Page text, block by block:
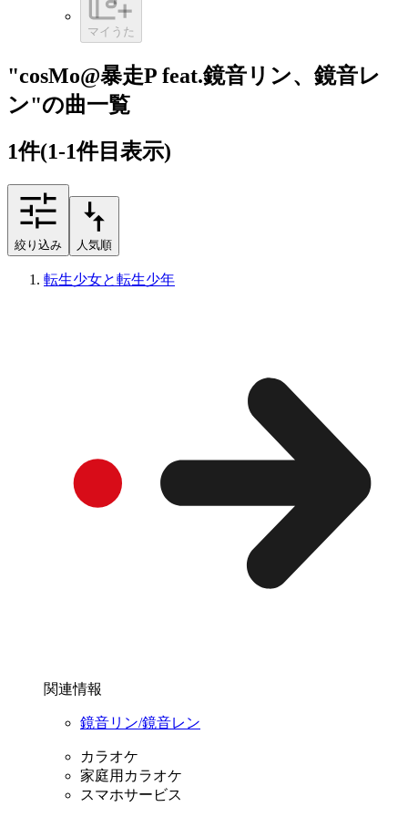
マイうた
"cosMo@暴走P feat.鏡音リン、鏡音レ
ン"の曲一覧
1件(1-1件目表示)
絞り込み 人気順
転生少女と転生少年
関連情報
鏡音リン/鏡音レン
カラオケ
家庭用カラオケ
スマホサービス